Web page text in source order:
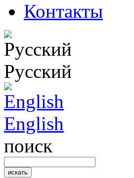
Контакты
Русский
English
поиск